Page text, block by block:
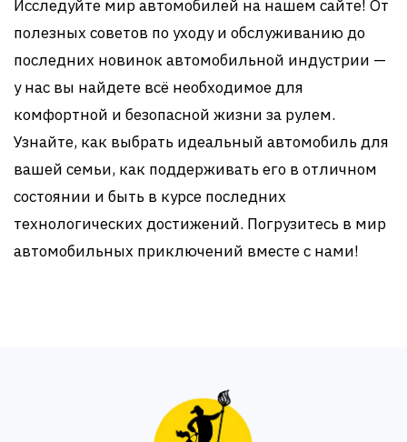
Исследуйте мир автомобилей на нашем сайте! От
полезных советов по уходу и обслуживанию до
последних новинок автомобильной индустрии —
у нас вы найдете всё необходимое для
комфортной и безопасной жизни за рулем.
Узнайте, как выбрать идеальный автомобиль для
вашей семьи, как поддерживать его в отличном
состоянии и быть в курсе последних
технологических достижений. Погрузитесь в мир
автомобильных приключений вместе с нами!